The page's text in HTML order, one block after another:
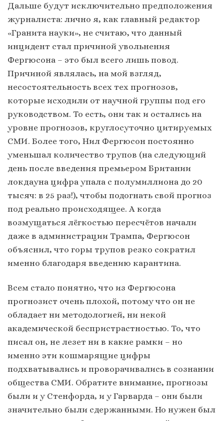
Дальше будут исключительно предположения
журналиста: лично я, как главный редактор
«Гранита науки», не считаю, что данный
инцидент стал причиной увольнения
Фергюсона – это был всего лишь повод.
Причиной являлась, на мой взгляд,
несостоятельность всех тех прогнозов,
которые исходили от научной группы под его
руководством. То есть, они так и остались на
уровне прогнозов, круглосуточно цитируемых
СМИ. Более того, Нил Фергюсон постоянно
уменьшал количество трупов (на следующий
день после введения премьером Британии
локдауна цифра упала с полумиллиона до 20
тысяч: в 25 раз!), чтобы подогнать свой прогноз
под реально происходящее. А когда
возмущаться лёгкостью пересчётов начали
даже в администрации Трампа, Фергюсон
объяснил, что горы трупов резко сократил
именно благодаря введению карантина.
Всем стало понятно, что из Фергюсона
прогнозист очень плохой, потому что он не
обладает ни методологией, ни некой
академической беспристрастностью. То, что
писал он, не лезет ни в какие рамки – но
именно эти кошмарящие цифры
подхватывались и проворачивались в сознании
общества СМИ. Обратите внимание, прогнозы
были и у Стенфорда, и у Гарварда – они были
значительно были сдержанными. Но нужен был